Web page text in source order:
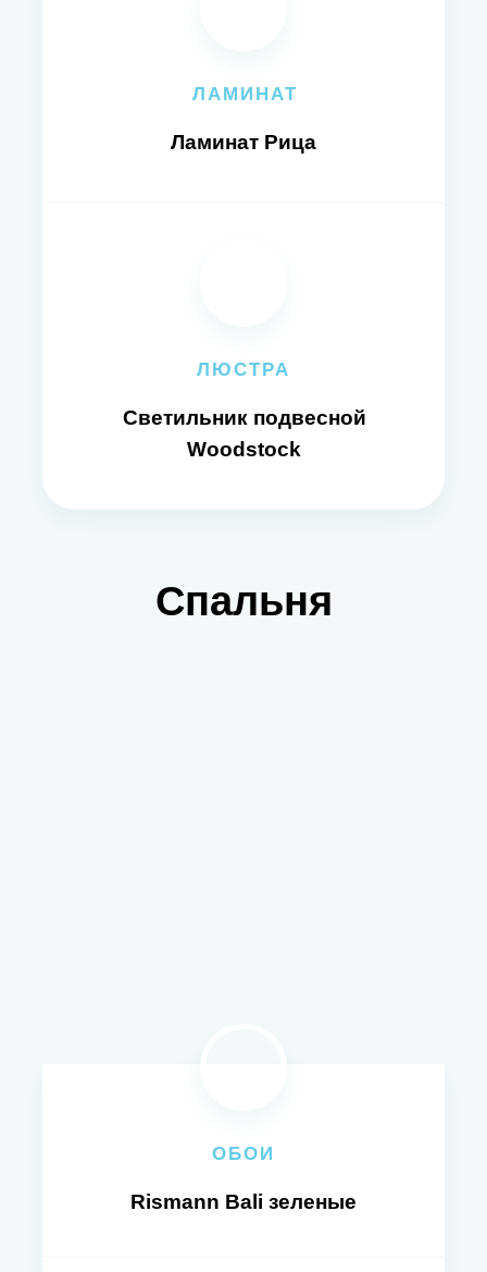
ЛАМИНАТ
Ламинат Рица
ЛЮСТРА
Светильник подвесной
Woodstock
Спальня
ОБОИ
Rismann Bali зеленые